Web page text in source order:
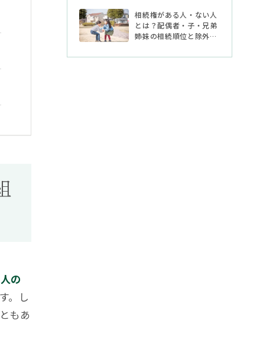
の
。し
もあ
相続権がある人・ない人
とは？配偶者・子・兄弟
姉妹の相続順位と除外さ